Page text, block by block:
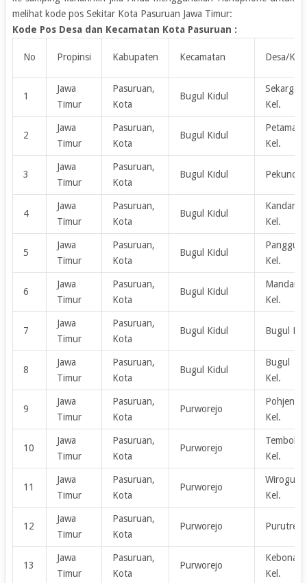
melihat kode pos Sekitar Kota Pasuruan Jawa Timur:
Kode Pos Desa dan Kecamatan Kota Pasuruan :
No Propinsi Kabupaten Kecamatan Desa/
1
Jawa
Timur
Pasuruan,
Kota
Bugul Kidul
Kel.
2
Jawa
Timur
Pasuruan,
Kota
Bugul Kidul
Kel.
3
Jawa
Timur
Pasuruan,
Kota
Bugul Kidul
4
Jawa
Timur
Pasuruan,
Kota
Bugul Kidul
Kel.
5
Jawa
Timur
Pasuruan,
Kota
Bugul Kidul
Kel.
6
Jawa
Timur
Pasuruan,
Kota
Bugul Kidul
Kel.
7
Jawa
Timur
Pasuruan,
Kota
Bugul Kidul Bugul
8
Jawa
Timur
Pasuruan,
Kota
Bugul Kidul
Bugul
Kel.
9
Jawa
Timur
Pasuruan,
Kota
Purworejo
Kel.
10
Jawa
Timur
Pasuruan,
Kota
Purworejo
Kel.
11
Jawa
Timur
Pasuruan,
Kota
Purworejo
Kel.
12
Jawa
Timur
Pasuruan,
Kota
Purworejo
13
Jawa
Timur
Pasuruan,
Kota
Purworejo
Kel.